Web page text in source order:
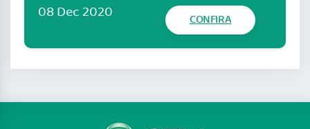
08 Dec 2020 CONFIRA